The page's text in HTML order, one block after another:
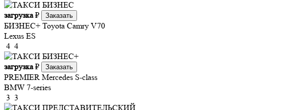
загрузка₽ Заказать
БИЗНЕС+ Toyota Camry V70
Lexus ES
4 4
загрузка₽ Заказать
PREMIER Mercedes S-class
BMW 7-series
3 3